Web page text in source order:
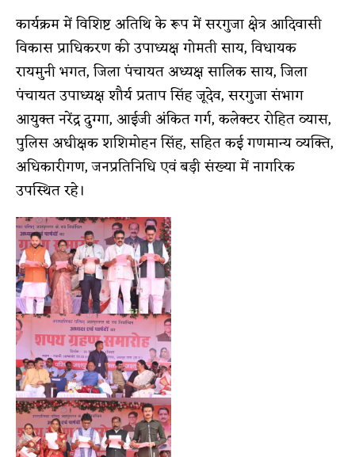
कार्यक्रम में विशिष्ट अतिथि के रूप में सरगुजा क्षेत्र आदिवासी
विकास प्राधिकरण की उपाध्यक्ष गोमती साय, विधायक
रायमुनी भगत, जिला पंचायत अध्यक्ष सालिक साय, जिला
पंचायत उपाध्यक्ष शौर्य प्रताप सिंह जूदेव, सरगुजा संभाग
आयुक्त नरेंद्र दुग्गा, आईजी अंकित गर्ग, कलेक्टर रोहित व्यास,
पुलिस अधीक्षक शशिमोहन सिंह, सहित कई गणमान्य व्यक्ति,
अधिकारीगण, जनप्रतिनिधि एवं बड़ी संख्या में नागरिक
उपस्थित रहे।